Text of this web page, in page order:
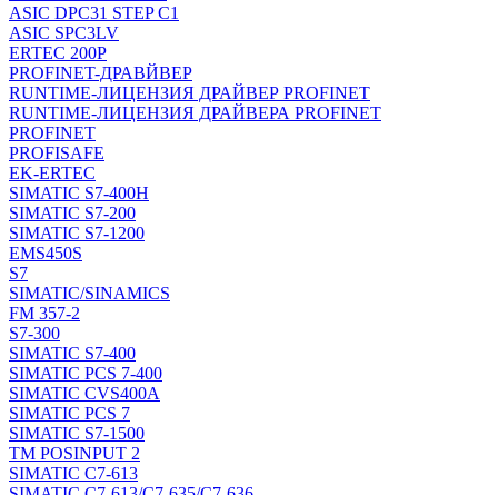
ASIC DPC31 STEP C1
ASIC SPC3LV
ERTEC 200P
PROFINET-ДРАВЙВЕР
RUNTIME-ЛИЦЕНЗИЯ ДРАЙВЕР PROFINET
RUNTIME-ЛИЦЕНЗИЯ ДРАЙВЕРА PROFINET
PROFINET
PROFISAFE
EK-ERTEC
SIMATIC S7-400H
SIMATIC S7-200
SIMATIC S7-1200
EMS450S
S7
SIMATIC/SINAMICS
FM 357-2
S7-300
SIMATIC S7-400
SIMATIC PCS 7-400
SIMATIC CVS400A
SIMATIC PCS 7
SIMATIC S7-1500
TM POSINPUT 2
SIMATIC C7-613